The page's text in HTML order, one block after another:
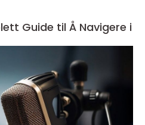
Guide til Å Navigere i